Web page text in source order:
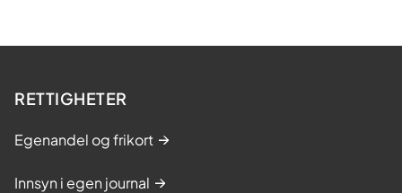
RETTIGHETER
Egenandel og frikort
Innsyn i egen journal